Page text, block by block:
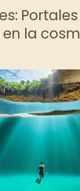
Portales
la